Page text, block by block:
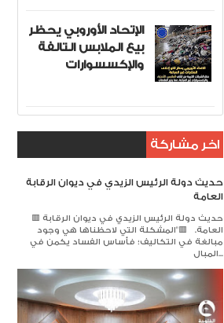
الإتحاد الأوروبي يحظر
بيع الملابس التالفة
والإكسسوارات
اخر مشاركة
حديث دولة الرئيس الزيدي في ديوان الرقابة
العامة
🟥 حديث دولة الرئيس الزيدي في ديوان الرقابة
العامة. 🟥​"المشكلة التي لاحظناها هي وجود
مبالغة في التكاليف؛ فأساس الفساد يكمن في
المبال...